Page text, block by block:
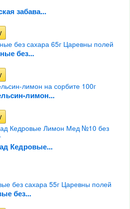
забава...
без...
лимон...
Кедровые...
без...